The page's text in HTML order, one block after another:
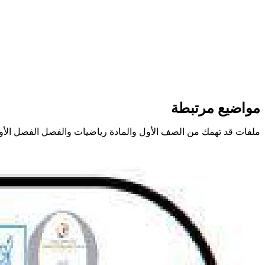
مواضيع مرتبطة
ملفات قد تهمك من الصف الأول والمادة رياضيات والفصل الفصل